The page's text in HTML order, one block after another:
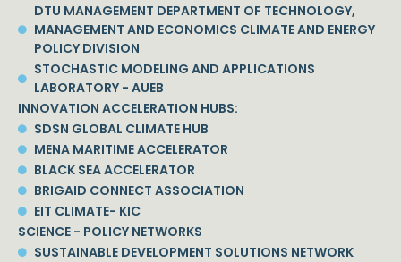
DTU MANAGEMENT DEPARTMENT OF TECHNOLOGY,
MANAGEMENT AND ECONOMICS CLIMATE AND ENERGY
POLICY DIVISION
STOCHASTIC MODELING AND APPLICATIONS
LABORATORY - AUEB
INNOVATION ACCELERATION HUBS:
SDSN GLOBAL CLIMATE HUB
MENA MARITIME ACCELERATOR
BLACK SEA ACCELERATOR
BRIGAID CONNECT ASSOCIATION
EIT CLIMATE- KIC
SCIENCE - POLICY NETWORKS
SUSTAINABLE DEVELOPMENT SOLUTIONS NETWORK